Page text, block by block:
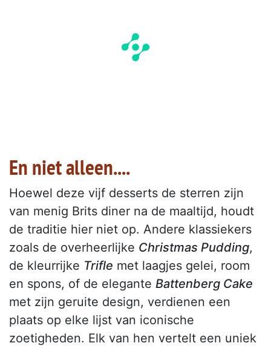
En niet alleen....
Hoewel deze vijf desserts de sterren zijn
van menig Brits diner na de maaltijd, houdt
de traditie hier niet op. Andere klassiekers
zoals de overheerlijke Christmas Pudding,
de kleurrijke Trifle met laagjes gelei, room
en spons, of de elegante Battenberg Cake
met zijn geruite design, verdienen een
plaats op elke lijst van iconische
zoetigheden. Elk van hen vertelt een uniek